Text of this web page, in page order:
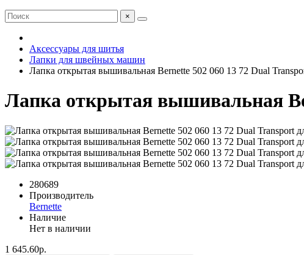
×
Аксессуары для шитья
Лапки для швейных машин
Лапка открытая вышивальная Bernette 502 060 13 72 Dual
Лапка открытая вышивальная
280689
Производитель
Bernette
Наличие
Нет в наличии
1 645.60р.